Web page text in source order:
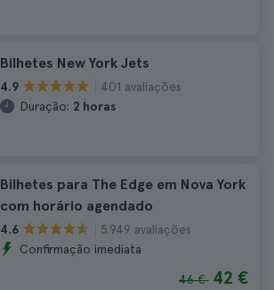
Bilhetes New York Jets
4.9
401 avaliações
Duração: 2 horas
Bilhetes para The Edge em Nova York
com horário agendado
4.6
5.949 avaliações
Confirmação imediata
46 € 42 €